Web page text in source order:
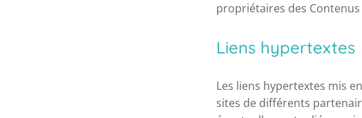
propriétaires des
Liens hypertextes
Les liens hypertextes mis
sites de différents